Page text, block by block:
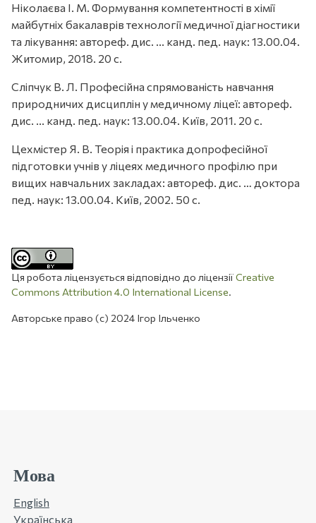
Ніколаєва І. М. Формування компетентності в хімії
майбутніх бакалаврів технології медичної діагностики
та лікування: автореф. дис. ... канд. пед. наук: 13.00.04.
Житомир, 2018. 20 с.
Сліпчук В. Л. Професійна спрямованість навчання
природничих дисциплін у медичному ліцеї: автореф.
дис. ... канд. пед. наук: 13.00.04. Київ, 2011. 20 с.
Цехмістер Я. В. Теорія і практика допрофесійної
підготовки учнів у ліцеях медичного профілю при
вищих навчальних закладах: автореф. дис. … доктора
пед. наук: 13.00.04. Київ, 2002. 50 с.
Ця робота ліцензується відповідно до ліцензіїCreative
Commons Attribution 4.0 International License.
Авторське право (c) 2024 Ігор Ільченко
Мова
English
Українська